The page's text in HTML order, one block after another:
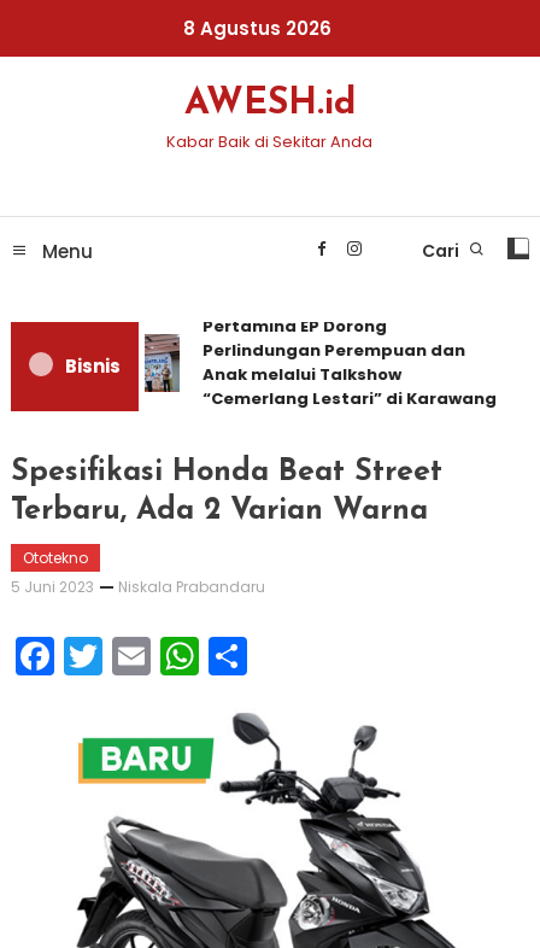
8 Agustus 2026
AWESH.id
Kabar Baik di Sekitar Anda
Menu Cari
Bisnis
Pertamina EP Dorong
Perlindungan Perempuan dan
Anak melalui Talkshow
“Cemerlang Lestari” di Karawang
Spesifikasi Honda Beat Street
Terbaru, Ada 2 Varian Warna
Ototekno
5 Juni 2023
Niskala Prabandaru
Facebook
Twitter
EmailWhatsApp
Share